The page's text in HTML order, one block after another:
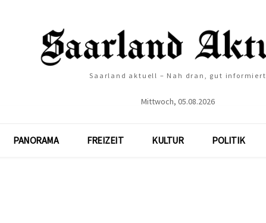
Saarland aktuell – Nah dran, gut informiert
Mittwoch, 05.08.2026
PANORAMA FREIZEIT KULTUR POLITIK